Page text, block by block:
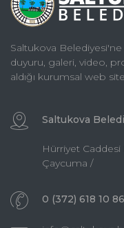
Saltukova
duyuru, galeri, video,
aldığı kurumsal web
Saltukova
Hürriyet Caddesi
Çaycuma /
0 (372) 618 10